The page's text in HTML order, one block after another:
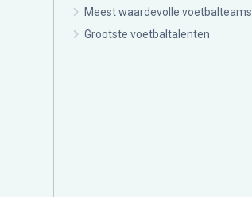
Meest waardevolle voetbalteams
Grootste voetbaltalenten